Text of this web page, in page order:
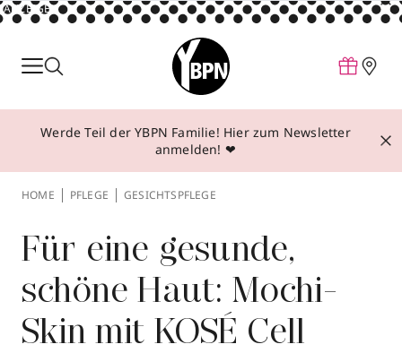
ANZEIGE
Parfum
Make-up
Behandlungen
Über YBPN
Aktionen
Storefinder
Werde Teil der YBPN Familie! Hier zum Newsletter
anmelden! ❤
HOME PFLEGE GESICHTSPFLEGE
Für eine gesunde,
schöne Haut: Mochi-
Skin mit KOSÉ Cell